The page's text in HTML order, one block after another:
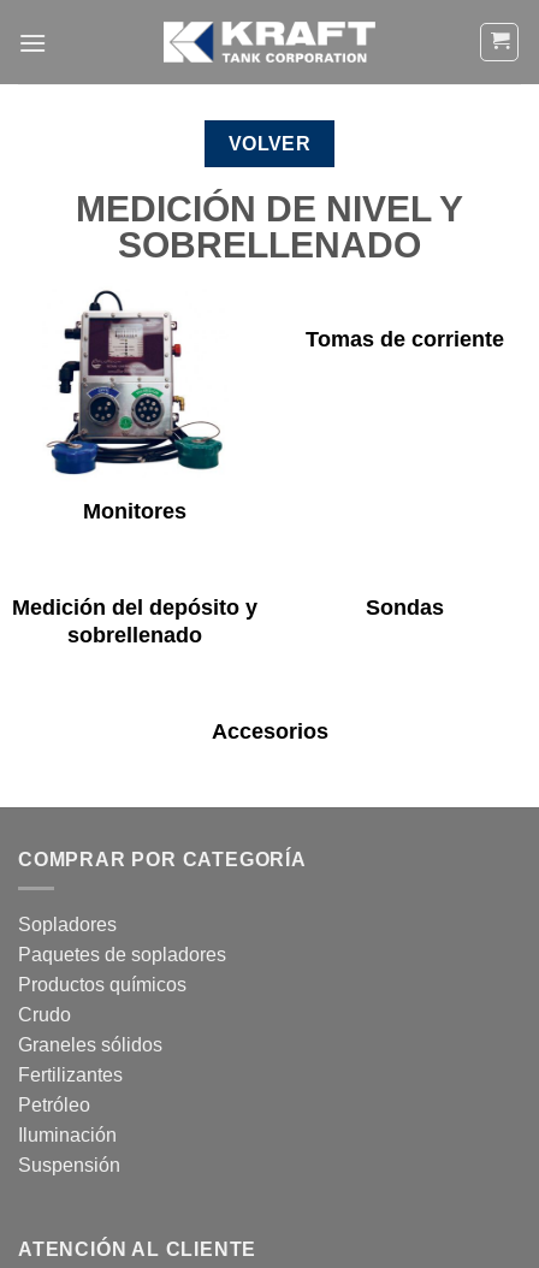
VOLVER
MEDICIÓN DE NIVEL Y
SOBRELLENADO
Monitores
Tomas de corriente
Medición del depósito y
sobrellenado
Sondas
Accesorios
COMPRAR POR CATEGORÍA
Sopladores
Paquetes de sopladores
Productos químicos
Crudo
Graneles sólidos
Fertilizantes
Petróleo
Iluminación
Suspensión
ATENCIÓN AL CLIENTE